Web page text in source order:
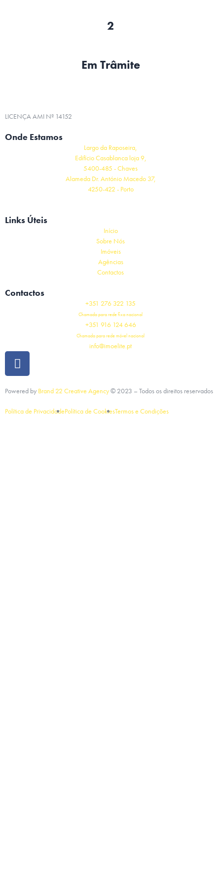
2
Em Trâmite
LICENÇA AMI Nº 14152
Onde Estamos
Largo da Raposeira,
Edifício Casablanca loja 9,
5400-485 - Chaves
Alameda Dr. António Macedo 37,
4250-422 - Porto
Links Úteis
Início
Sobre Nós
Imóveis
Agências
Contactos
Contactos
+351 276 322 135
Chamada para rede fixa nacional
+351 916 124 646
Chamada para rede móvel nacional
info@imoelite.pt
Powered by Brand 22 Creative Agency© 2023 – Todos os direitos reservados
Política de PrivacidadePolítica de CookiesTermos e Condições